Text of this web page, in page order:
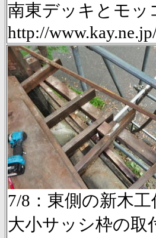
南東デッキとモッ
http://
7/8：東側の新木
大小サッシ枠の取